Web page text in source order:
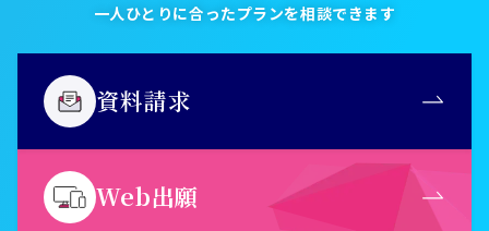
一人ひとりに合ったプランを相談できます
資料請求
Web出願